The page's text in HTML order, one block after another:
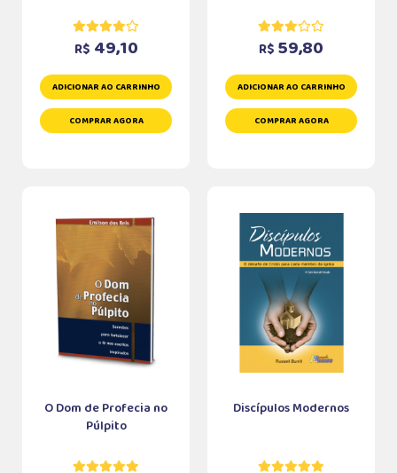
R$ 49,10
ADICIONAR AO CARRINHO
COMPRAR AGORA
R$ 59,80
ADICIONAR AO CARRINHO
COMPRAR AGORA
O Dom de Profecia no
Púlpito
Discípulos Modernos